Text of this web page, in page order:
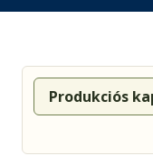
Produkciós